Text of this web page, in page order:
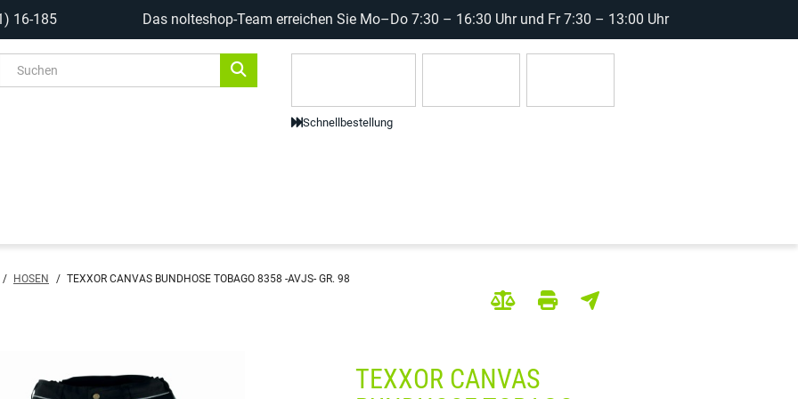
16-185 Das nolteshop-Team erreichen Sie Mo–Do 7:30 – 16:30 Uhr und Fr 7:30 – 13:00 Uhr
Schnellbestellung
/ HOSEN / TEXXOR CANVAS BUNDHOSE TOBAGO 8358 -AVJS- GR. 98
TEXXOR CANVAS